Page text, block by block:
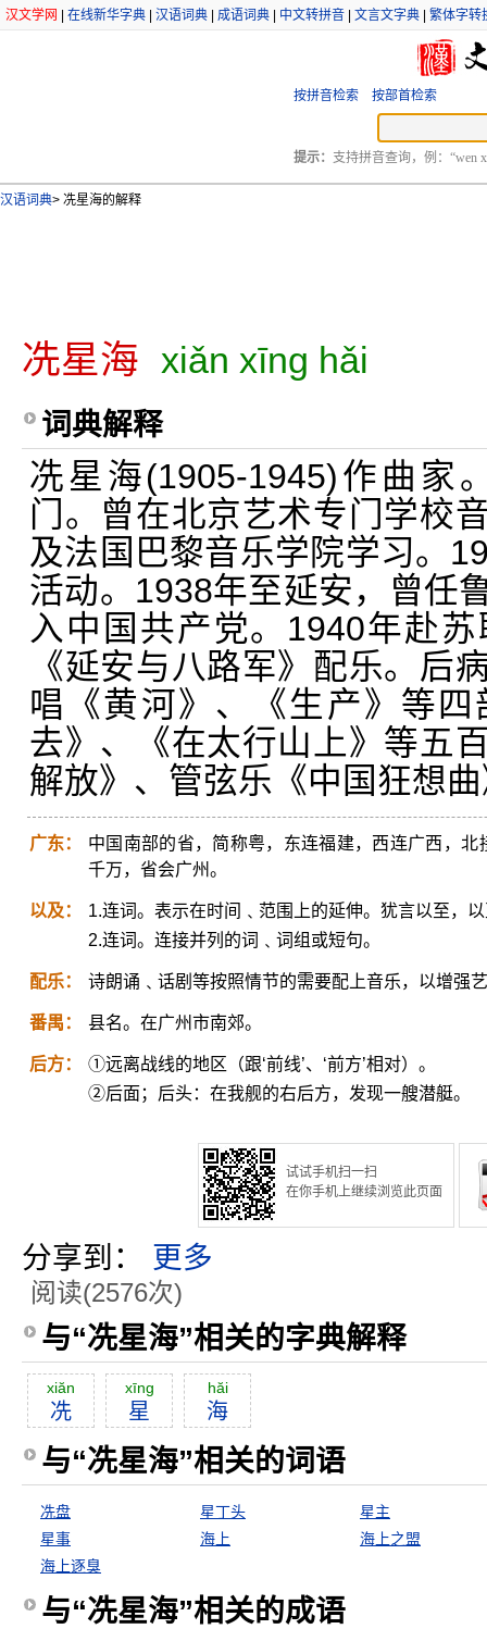
汉文学网 在线新华字典 汉语词典 成语词典 中文转拼音 文言文字典 繁体字转
按拼音检索 按部首检索
提示： 支持拼音查询，例：“wen
汉语词典> 冼星海的解释
冼星海 xiǎn xīng hǎi
词典解释
冼星海(1905-1945)作曲家
门。曾在北京艺术专门学校
及法国巴黎音乐学院学习。
活动。1938年至延安，曾任
入中国共产党。1940年赴
《延安与八路军》配乐。后
唱《黄河》、《生产》等
去》、《在太行山上》等五
解放》、管弦乐《中国狂想
广东：
中国南部的省，简称粤，东连福建，西连广西，
千万，省会广州。
以及：
1.连词。表示在时间﹑范围上的延伸。犹言以至，
2.连词。连接并列的词﹑词组或短句。
配乐： 诗朗诵﹑话剧等按照情节的需要配上音乐，以增强
番禺： 县名。在广州市南郊。
后方：
①远离战线的地区（跟‘前线’、‘前方’相对）。
②后面；后头：在我舰的右后方，发现一艘潜艇。
试试手机扫一扫
在你手机上继续浏览此页面
分享到： 更多
阅读(2576次)
与“冼星海”相关的字典解释
xiăn
冼
xīng
星
hăi
海
与“冼星海”相关的词语
冼盘 星丁头
星主
星事
海上
海上之盟
海上逐臭
与“冼星海”相关的成语